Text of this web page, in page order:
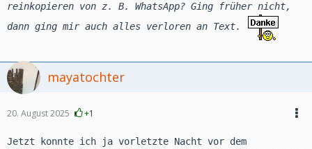
reinkopieren von z. B. WhatsApp? Ging früher nicht,
dann ging mir auch alles verloren an Text.
mayatochter
20. August 2025 +1
Jetzt konnte ich ja vorletzte Nacht vor dem